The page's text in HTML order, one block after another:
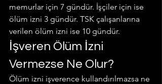
memurlar için 7 gündür. İşçiler için ise
ölüm izni 3 gündür. TSK çalışanlarına
verilen ölüm izni ise 10 gündür.
İşveren Ölüm İzni
Vermezse Ne Olur?
Ölüm izni işverence kullandırılmazsa ne